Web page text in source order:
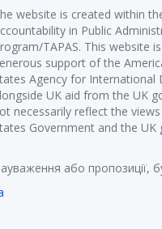
website is created within
in Public
TAPAS. This website
support of the
Agency for International
UK aid from the UK
necessarily reflect the
Government and the UK
або пропозиції,